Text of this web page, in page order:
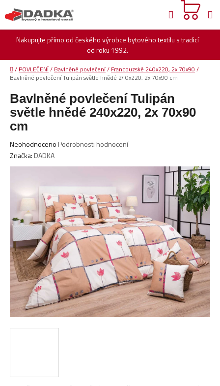
na
obsah
Nakupujte přímo od českého výrobce bytového textilu s tradicí
od roku 1992.
Hledat
Domů
/ POVLEČENÍ/ Bavlněné povlečení/ Francouzské 240x220, 2x 70x90 /
Bavlněné povlečení Tulipán světle hnědé 240x220, 2x 70x90 cm
Bavlněné povlečení Tulipán
světle hnědé 240x220, 2x 70x90
cm
Průměrné
hodnocení
produktu
hvězdiček.
Neohodnoceno Podrobnosti hodnocení
Značka: DADKA